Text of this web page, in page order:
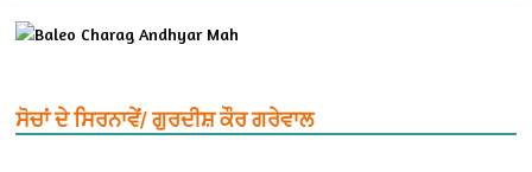
ਸੋਚਾਂ ਦੇ ਸਿਰਨਾਵੇਂ/ ਗੁਰਦੀਸ਼ ਕੌਰ ਗਰੇਵਾਲ